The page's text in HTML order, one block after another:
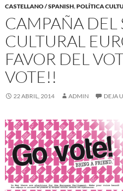
CASTELLANO / SPANISH,POLÍTICA
CAMPAÑA DEL
CULTURAL
FAVOR DEL
VOTE!!
22 ABRIL, 2014 ADMIN DEJA